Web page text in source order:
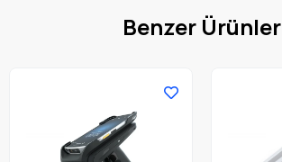
Benzer Ürünler